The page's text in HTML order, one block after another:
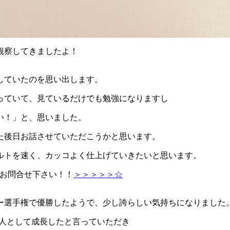
してきましたよ！
いたのを思い出します。
いて、見ているだけでも勉強になりますし
」と、思いました。
日お話させていただこうかと思います。
を速く、カッコよく仕上げていきたいと思います。
問合せ下さい！！ ＞＞＞＞＞☆
手権で優勝したようで、少し誇らしい気持ちになりました
として成長したと言っていただき